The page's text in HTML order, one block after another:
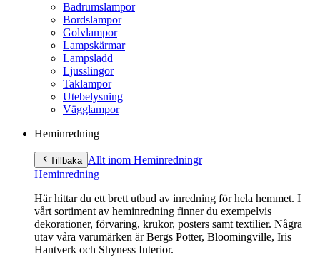
Badrumslampor
Bordslampor
Golvlampor
Lampskärmar
Lampsladd
Ljusslingor
Taklampor
Utebelysning
Vägglampor
Heminredning
Tillbaka Allt inom Heminredningr
Heminredning
Här hittar du ett brett utbud av inredning för hela hemmet. I
vårt sortiment av heminredning finner du exempelvis
dekorationer, förvaring, krukor, posters samt textilier. Några
utav våra varumärken är Bergs Potter, Bloomingville, Iris
Hantverk och Shyness Interior.